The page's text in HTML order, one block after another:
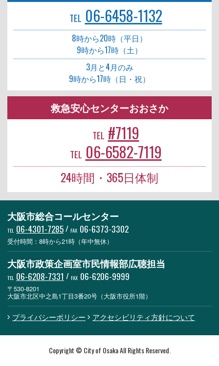
TEL 06-6458-1132
8時から20時（平日）
9時から17時（土）
3月と4月のみ
9時から17時（日・祝）
救急安心センターおおさか
TEL #7119
TEL 06-6582-7119
24時間・365日体制
大阪市総合コールセンター
TEL 06-4301-7285/ FAX 06-6373-3302
受付時間：8時から21時（年中無休）
大阪市政策企画室市民情報部広聴担当
TEL 06-6208-7331 / FAX 06-6206-9999
〒530-8201
大阪市北区中之島1丁目3番20号（大阪市役所1階）
プライバシーポリシー アクセシビリティ方針について
Copyright © City of Osaka All Rights Reserved.